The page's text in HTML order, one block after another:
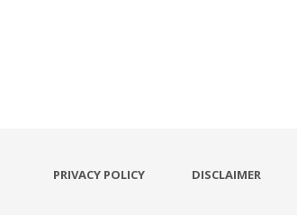
PRIVACY POLICY DISCLAIMER